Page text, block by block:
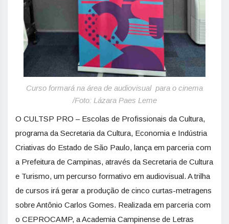
Curso formará na área de audiovisual para o cinema
/Foto: Lázara Paes Leme
O CULTSP PRO – Escolas de Profissionais da Cultura,
programa da Secretaria da Cultura, Economia e Indústria
Criativas do Estado de São Paulo, lança em parceria com
a Prefeitura de Campinas, através da Secretaria de Cultura
e Turismo, um percurso formativo em audiovisual. A trilha
de cursos irá gerar a produção de cinco curtas-metragens
sobre Antônio Carlos Gomes. Realizada em parceria com
o CEPROCAMP, a Academia Campinense de Letras